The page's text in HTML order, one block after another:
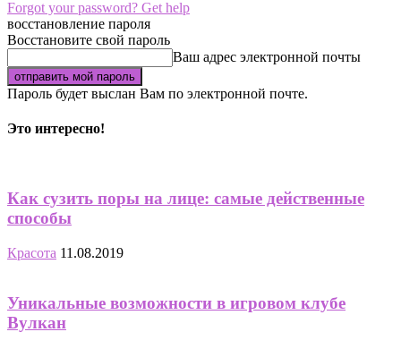
Forgot your password? Get help
восстановление пароля
Восстановите свой пароль
Ваш адрес электронной почты
Пароль будет выслан Вам по электронной почте.
Это интересно!
Как сузить поры на лице: самые действенные
способы
Красота 11.08.2019
Уникальные возможности в игровом клубе
Вулкан